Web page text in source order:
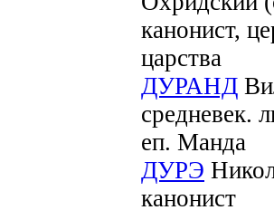
канонист,
царства
ДУРАНД
средневек.
еп. Манда
ДУРЭ
канонист